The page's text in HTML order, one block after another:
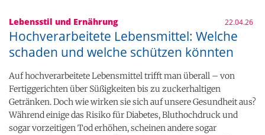
Lebensstil und Ernährung 22.04.26
Hochverarbeitete Lebensmittel: Welche
schaden und welche schützen könnten
Auf hochverarbeitete Lebensmittel trifft man überall – von
Fertiggerichten über Süßigkeiten bis zu zuckerhaltigen
Getränken. Doch wie wirken sie sich auf unsere Gesundheit aus?
Während einige das Risiko für Diabetes, Bluthochdruck und
sogar vorzeitigen Tod erhöhen, scheinen andere sogar